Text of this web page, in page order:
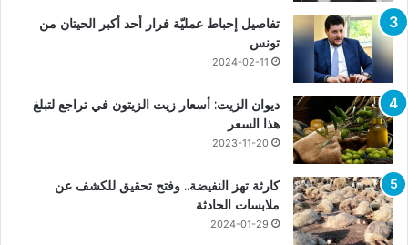
تفاصيل إحباط عمليّة فرار أحد أكبر الحيتان من
تونس
2024-02-11
ديوان الزيت: أسعار زيت الزيتون في تراجع لتبلغ
هذا السعر
2023-11-20
كارثة تهز النفيضة.. وفتح تحقيق للكشف عن
ملابسات الحادثة
2024-01-29